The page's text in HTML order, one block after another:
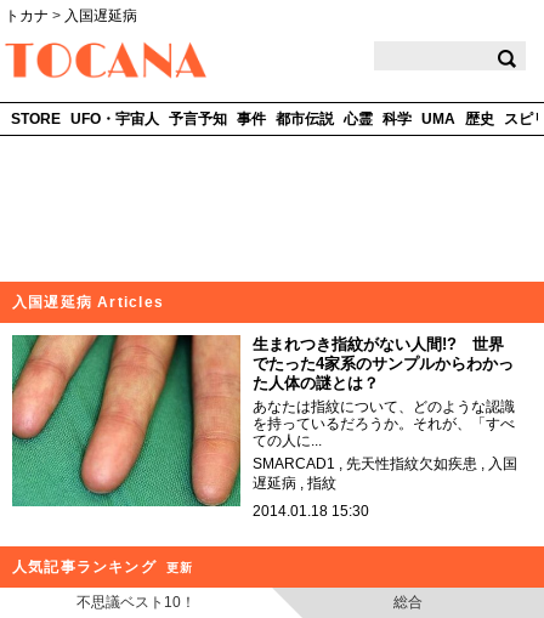
トカナ > 入国遅延病
STORE UFO・宇宙人 予言予知 事件 都市伝説 心霊 科学 UMA 歴史 スピ
入国遅延病 Articles
生まれつき指紋がない人間!? 世界
でたった4家系のサンプルからわかっ
た人体の謎とは？
あなたは指紋について、どのような認識
を持っているだろうか。それが、「すべ
ての人に...
SMARCAD1
先天性指紋欠如疾患
入国
遅延病
指紋
2014.01.18 15:30
人気記事ランキング 更新
不思議ベスト10！ 総合